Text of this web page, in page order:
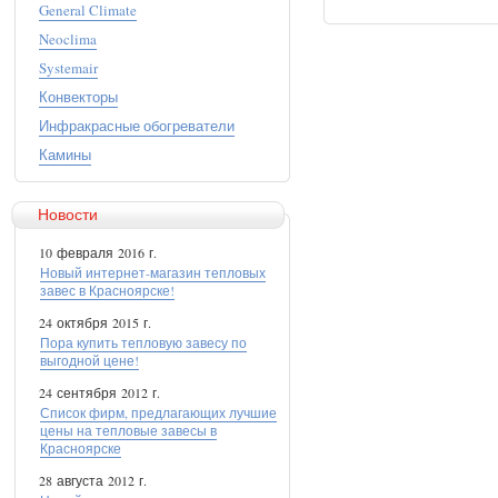
General Climate
Neoclima
Systemair
Конвекторы
Инфракрасные обогреватели
Камины
Новости
10 февраля 2016 г.
Новый интернет-магазин тепловых
завес в Красноярске!
24 октября 2015 г.
Пора купить тепловую завесу по
выгодной цене!
24 сентября 2012 г.
Список фирм, предлагающих лучшие
цены на тепловые завесы в
Красноярске
28 августа 2012 г.